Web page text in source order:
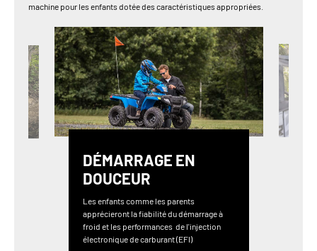
machine pour les enfants dotée des caractéristiques appropriées.
DÉMARRAGE EN
DOUCEUR
Les enfants comme les parents
apprécieront la fiabilité du démarrage à
froid et les performances de l'injection
électronique de carburant (EFI)